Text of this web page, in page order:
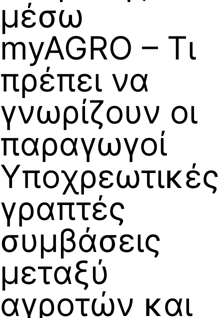
μέσω
myAGRO – Τι
πρέπει να
γνωρίζουν οι
παραγωγοί
Υποχρεωτικές
γραπτές
συμβάσεις
μεταξύ
αγροτών και